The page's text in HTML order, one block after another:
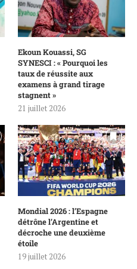
Ekoun Kouassi, SG
SYNESCI : « Pourquoi les
taux de réussite aux
examens à grand tirage
stagnent »
21 juillet 2026
Mondial 2026 : l’Espagne
détrône l’Argentine et
décroche une deuxième
étoile
19 juillet 2026